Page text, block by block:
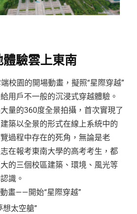
驗雲上東南
校園的開場動畫，擬照“星際穿越”
用戶不一般的沉浸式穿越體驗。
量的360度全景拍攝，首次實現了
築以全景的形式在線上系統中的
過程中存在的死角，無論是老
在報考東南大學的高考考生，都
的三個校區建築、環境、風光等
識。
畫——開始“星際穿越”
想太空艙”